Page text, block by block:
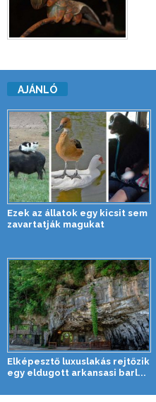
AJÁNLÓ
Ezek az állatok egy kicsit sem
zavartatják magukat
Elképesztő luxuslakás rejtőzik
egy eldugott arkansasi barl...